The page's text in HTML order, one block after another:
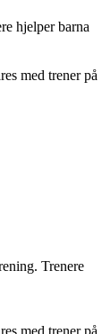
hjelper barna
med trener på
Trenere
med trener på